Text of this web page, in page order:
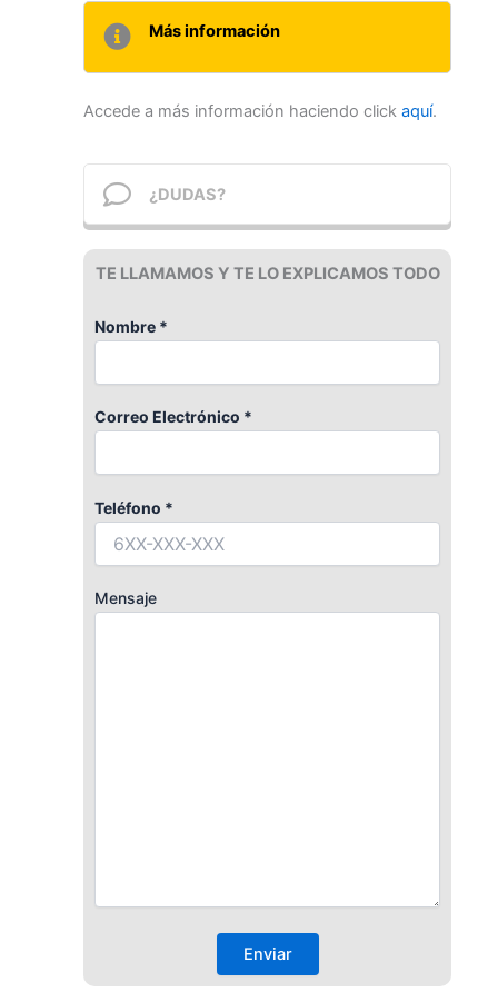
Más información
Accede a más información haciendo click aquí.
¿DUDAS?
TE LLAMAMOS Y TE LO EXPLICAMOS TODO
Nombre *
Correo Electrónico *
Teléfono *
Mensaje